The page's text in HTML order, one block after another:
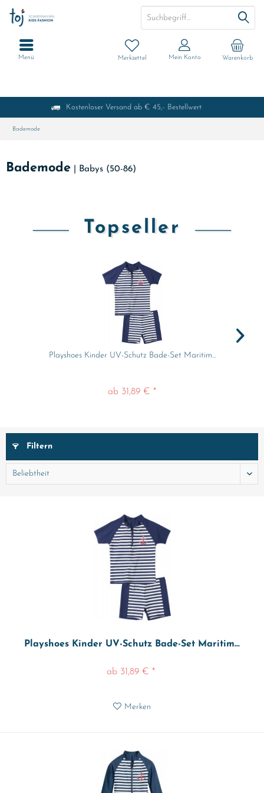
Kostenloser Versand ab € 45,- Bestellwert
Warenkorb
Merkzettel Mein Konto
Menü
Bademode
Bademode| Babys (50-86)
Topseller
Playshoes Kinder UV-Schutz Bade-Set Maritim...
ab 31,89 € *
Filtern
Playshoes Kinder UV-Schutz Bade-Set Maritim...
ab 31,89 € *
Merken